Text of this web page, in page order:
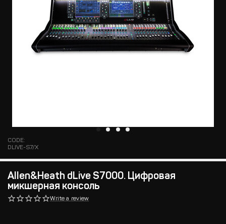
CODE:
DLIVE-S7/X
Allen&Heath dLive S7000. Цифровая
микшерная консоль
Write a review